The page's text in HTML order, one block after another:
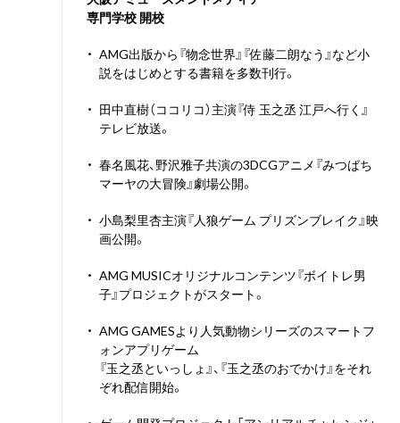
専門学校 開校
・ AMG出版から『物念世界』『佐藤二朗なう』など小
説をはじめとする書籍を多数刊行。
・ 田中直樹（ココリコ）主演『侍 玉之丞 江戸へ行く』
テレビ放送。
・ 春名風花、野沢雅子共演の3DCGアニメ『みつばち
マーヤの大冒険』劇場公開。
・ 小島梨里杏主演『人狼ゲーム プリズンブレイク』映
画公開。
・ AMG MUSICオリジナルコンテンツ『ボイトレ男
子』プロジェクトがスタート。
・ AMG GAMESより人気動物シリーズのスマートフ
ォンアプリゲーム
『玉之丞といっしょ』、『玉之丞のおでかけ』をそれ
ぞれ配信開始。